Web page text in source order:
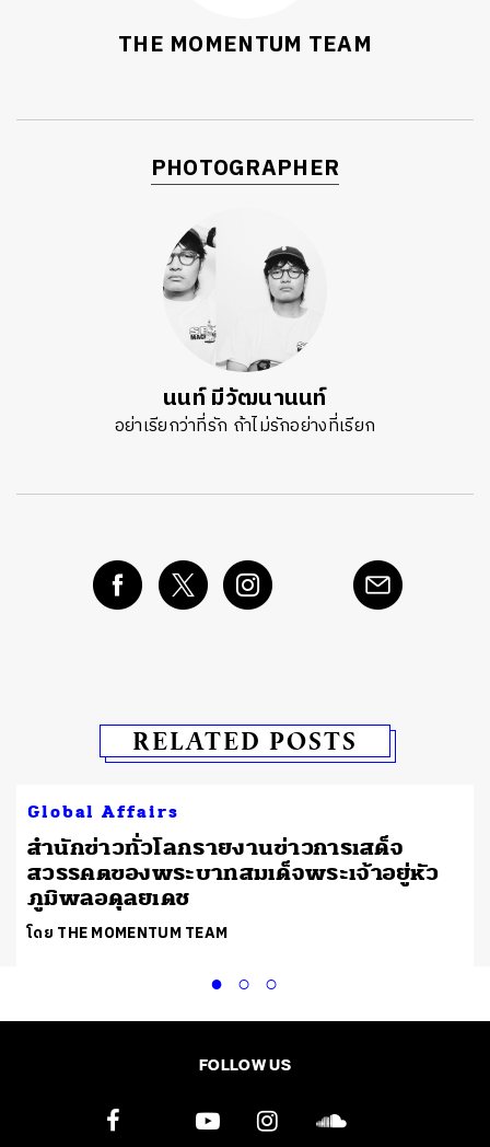
THE MOMENTUM TEAM
PHOTOGRAPHER
นนท์ มีวัฒนานนท์
อย่าเรียกว่าที่รัก ถ้าไม่รักอย่างที่เรียก
RELATED POSTS
Global Affairs
สำนักข่าวทั่วโลกรายงานข่าวการเสด็จ
สวรรคตของพระบาทสมเด็จพระเจ้าอยู่หัว
ภูมิพลอดุลยเดช
โดย THE MOMENTUM TEAM
FOLLOW US